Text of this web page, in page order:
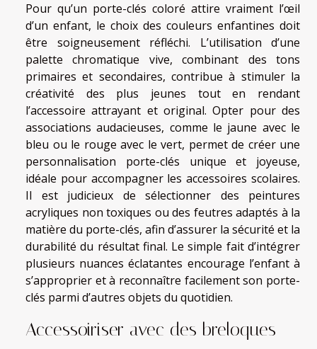
Pour qu’un porte-clés coloré attire vraiment l’œil
d’un enfant, le choix des couleurs enfantines doit
être soigneusement réfléchi. L’utilisation d’une
palette chromatique vive, combinant des tons
primaires et secondaires, contribue à stimuler la
créativité des plus jeunes tout en rendant
l’accessoire attrayant et original. Opter pour des
associations audacieuses, comme le jaune avec le
bleu ou le rouge avec le vert, permet de créer une
personnalisation porte-clés unique et joyeuse,
idéale pour accompagner les accessoires scolaires.
Il est judicieux de sélectionner des peintures
acryliques non toxiques ou des feutres adaptés à la
matière du porte-clés, afin d’assurer la sécurité et la
durabilité du résultat final. Le simple fait d’intégrer
plusieurs nuances éclatantes encourage l’enfant à
s’approprier et à reconnaître facilement son porte-
clés parmi d’autres objets du quotidien.
Accessoiriser avec des breloques